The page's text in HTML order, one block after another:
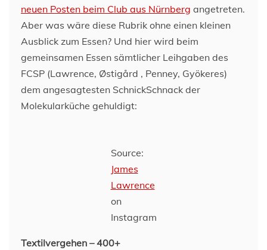
neuen Posten beim Club aus Nürnberg angetreten.
Aber was wäre diese Rubrik ohne einen kleinen
Ausblick zum Essen? Und hier wird beim
gemeinsamen Essen sämtlicher Leihgaben des
FCSP (Lawrence, Østigård , Penney, Gyökeres)
dem angesagtesten SchnickSchnack der
Molekularküche gehuldigt:
Source:
James
Lawrence
on
Instagram
Textilvergehen – 400+